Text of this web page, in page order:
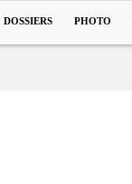
DOSSIERS PHOTO